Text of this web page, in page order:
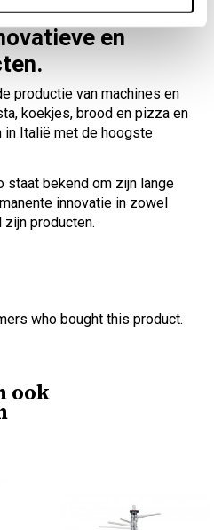
in de
en
productie van machines en
koekjes, brood en pizza en
in Italië met de hoogste
staat bekend om zijn lange
innovatie in zowel
producten.
who bought this product.
ook